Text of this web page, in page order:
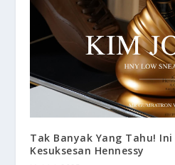
Tak Banyak Yang Tahu!
Kesuksesan Hennessy